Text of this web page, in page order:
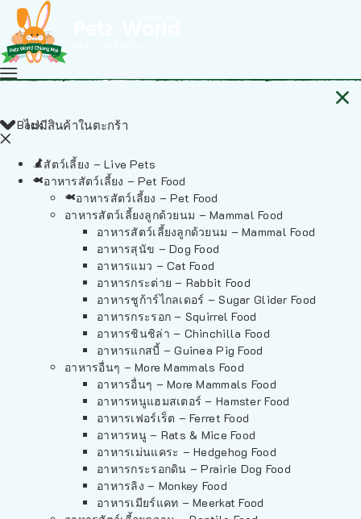
ไม่มีสินค้าในตะกร้า
Back
สัตว์เลี้ยง – Live Pets
อาหารสัตว์เลี้ยง – Pet Food
อาหารสัตว์เลี้ยง – Pet Food
อาหารสัตว์เลี้ยงลูกด้วยนม – Mammal Food
อาหารสัตว์เลี้ยงลูกด้วยนม – Mammal Food
อาหารสุนัข – Dog Food
อาหารแมว – Cat Food
อาหารกระต่าย – Rabbit Food
อาหารชูก้าร์ไกลเดอร์ – Sugar Glider Food
อาหารกระรอก – Squirrel Food
อาหารชินชิล่า – Chinchilla Food
อาหารแกสบี้ – Guinea Pig Food
อาหารอื่นๆ – More Mammals Food
อาหารอื่นๆ – More Mammals Food
อาหารหนูแฮมสเตอร์ – Hamster Food
อาหารเฟอร์เร็ต – Ferret Food
อาหารหนู – Rats & Mice Food
อาหารเม่นแคระ – Hedgehog Food
อาหารกระรอกดิน – Prairie Dog Food
อาหารลิง – Monkey Food
อาหารเมียร์แคท – Meerkat Food